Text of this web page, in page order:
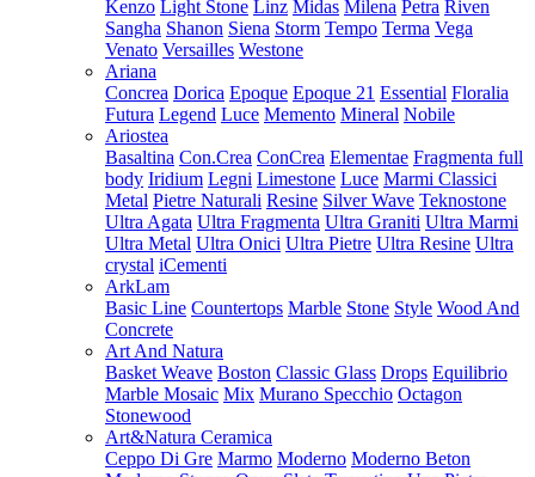
Kenzo Light Stone Linz Midas Milena Petra Riven
Sangha Shanon Siena Storm Tempo Terma Vega
Venato Versailles Westone
Ariana
Concrea Dorica Epoque Epoque 21 Essential Floralia
Futura Legend Luce Memento Mineral Nobile
Ariostea
Basaltina Con.Crea ConCrea Elementae Fragmenta full
body Iridium Legni Limestone Luce Marmi Classici
Metal Pietre Naturali Resine Silver Wave Teknostone
Ultra Agata Ultra Fragmenta Ultra Graniti Ultra Marmi
Ultra Metal Ultra Onici Ultra Pietre Ultra Resine Ultra
crystal iCementi
ArkLam
Basic Line Countertops Marble Stone Style Wood And
Concrete
Art And Natura
Basket Weave Boston Classic Glass Drops Equilibrio
Marble Mosaic Mix Murano Specchio Octagon
Stonewood
Art&Natura Ceramica
Ceppo Di Gre Marmo Moderno Moderno Beton